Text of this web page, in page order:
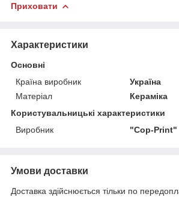
Приховати
Характеристики
Основні
Країна виробник
Україна
Матеріал
Кераміка
Користувальницькі характеристики
Виробник
"Cop-Print"
Умови доставки
Доставка здійснюється тільки по